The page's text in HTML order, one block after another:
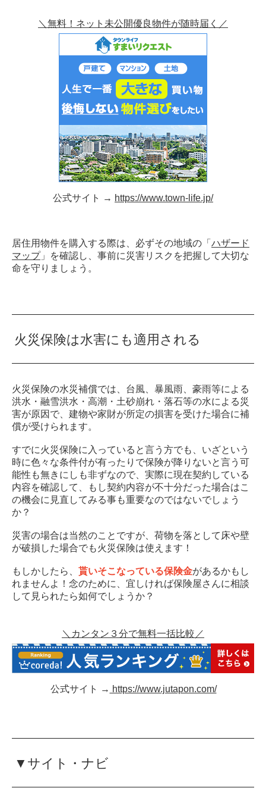
＼無料！ネット未公開優良物件が随時届く／
公式サイト → https://www.town-life.jp/
居住用物件を購入する際は、必ずその地域の「 ハザード
マップ」を確認し、事前に災害リスクを把握して大切な
命を守りましょう。
火災保険は水害にも適用される
火災保険の水災補償では、台風、暴風雨、豪雨等による
洪水・融雪洪水・高潮・土砂崩れ・落石等の水による災
害が原因で、建物や家財が所定の損害を受けた場合に補
償が受けられます。
すでに火災保険に入っていると言う方でも、いざという
時に色々な条件付が有ったりで保険が降りないと言う可
能性も無きにしも非ずなので、実際に現在契約している
内容を確認して、もし契約内容が不十分だった場合はこ
の機会に見直してみる事も重要なのではないでしょう
か？
災害の場合は当然のことですが、荷物を落として床や壁
が破損した場合でも火災保険は使えます！
もしかしたら、 貰いそこなっている保険金があるかもし
れませんよ！念のために、宜しければ保険屋さんに相談
して見られたら如何でしょうか？
＼カンタン３分で無料一括比較／
公式サイト → https://www.jutapon.com/
▼サイト・ナビ